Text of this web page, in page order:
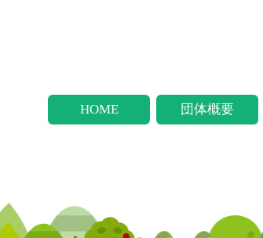
HOME 団体概要